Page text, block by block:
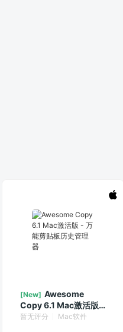
[New] Awesome
Copy 6.1 Mac激活版 -
万能剪贴板历史管理器
暂无评分 Mac软件